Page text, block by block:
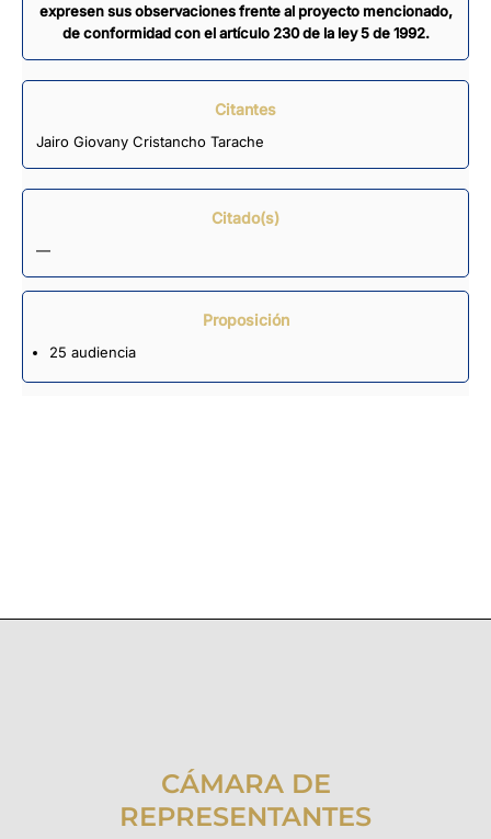
expresen sus observaciones frente al proyecto mencionado,
de conformidad con el artículo 230 de la ley 5 de 1992.
Citantes
Jairo Giovany Cristancho Tarache
Citado(s)
—
Proposición
25 audiencia
CÁMARA DE
REPRESENTANTES